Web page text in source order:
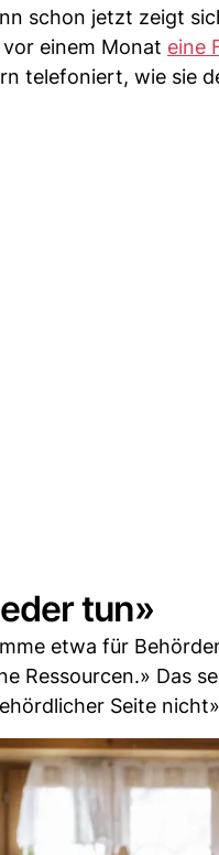
schon jetzt zeigt
einem Monat eine
telefoniert, wie sie
tun»
etwa für
Ressourcen.» Das
Seite